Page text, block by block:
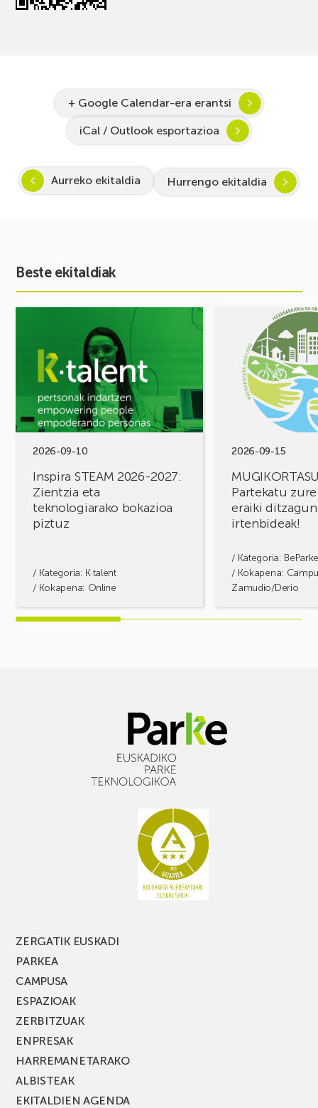
+ Google Calendar-era erantsi
iCal / Outlook esportazioa
Aurreko ekitaldia Hurrengo ekitaldia
Beste ekitaldiak
2026-09-10
Inspira STEAM 2026-2027:
Zientzia eta
teknologiarako bokazioa
piztuz
/ Kategoria: K·talent
/ Kokapena: Online
STEAM
Zientzia
eta
teknologiarako
bokazioa
2026-09-15
Partekatu
eraiki ditzagun
irtenbideak!
/ Kategoria:
/ Kokapena:
Zamudio/Derio
MUGIKORTASUN
FOROA
Partekatu
erronkak,
irtenbideak!
ZERGATIK EUSKADI
PARKEA
CAMPUSA
ESPAZIOAK
ZERBITZUAK
ENPRESAK
HARREMANETARAKO
ALBISTEAK
EKITALDIEN AGENDA